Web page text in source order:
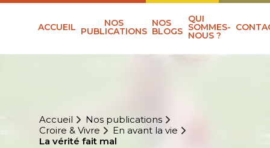
ACCUEIL NOS
PUBLICATIONS
NOS
BLOGS
QUI
SOMMES-
NOUS ?
Accueil
Nos publications
Croire & Vivre
En avant la vie
La vérité fait mal